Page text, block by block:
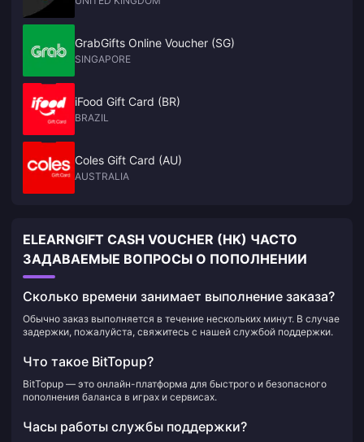
GrabGifts Online Voucher (SG)
SINGAPORE
iFood Gift Card (BR)
BRAZIL
Coles Gift Card (AU)
AUSTRALIA
ELEARNGIFT CASH VOUCHER (HK) ЧАСТО
ЗАДАВАЕМЫЕ ВОПРОСЫ О ПОПОЛНЕНИИ
Сколько времени занимает выполнение заказа?
Обычно заказ выполняется в течение нескольких минут. В случае
задержки, пожалуйста, свяжитесь с нашей службой поддержки.
Что такое BitTopup?
BitTopup — это онлайн-платформа для быстрого и безопасного
пополнения баланса в играх и сервисах.
Часы работы службы поддержки?